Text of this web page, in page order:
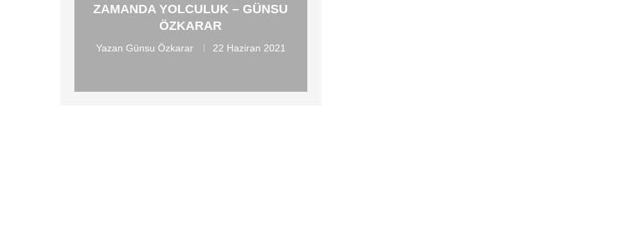
ZAMANDA YOLCULUK – GÜNSU
ÖZKARAR
Yazan Günsu Özkarar 22 Haziran 2021